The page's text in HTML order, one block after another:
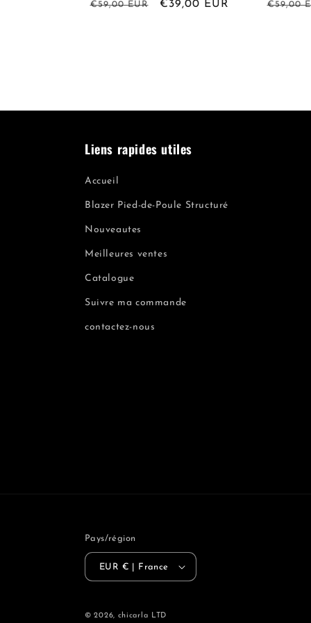
Prix
€59,00 EUR
Prix
€39,00 EUR
Prix
€59,00
Liens rapides utiles
Accueil
Blazer Pied-de-Poule Structuré
Nouveautes
Meilleures ventes
Catalogue
Suivre ma commande
contactez-nous
Pays/région
EUR € | France
© 2026, chicarla LTD